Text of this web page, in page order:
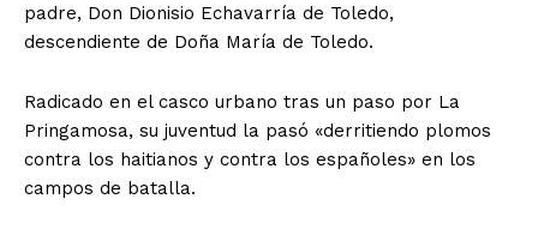
padre, Don Dionisio Echavarría de Toledo,
descendiente de Doña María de Toledo.
Radicado en el casco urbano tras un paso por La
Pringamosa, su juventud la pasó «derritiendo plomos
contra los haitianos y contra los españoles» en los
campos de batalla.